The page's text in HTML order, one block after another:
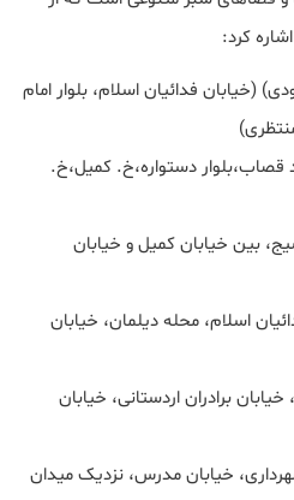
کرد:
(خیابان فدائیان اسلام، بلوار امام
قصاب،بلوار دستواره،خ. کمیل،خ.
بین خیابان کمیل و خیابان
اسلام، محله دیلمان، خیابان
برادران اردستانی، خیابان
خیابان مدرس، نزدیک میدان